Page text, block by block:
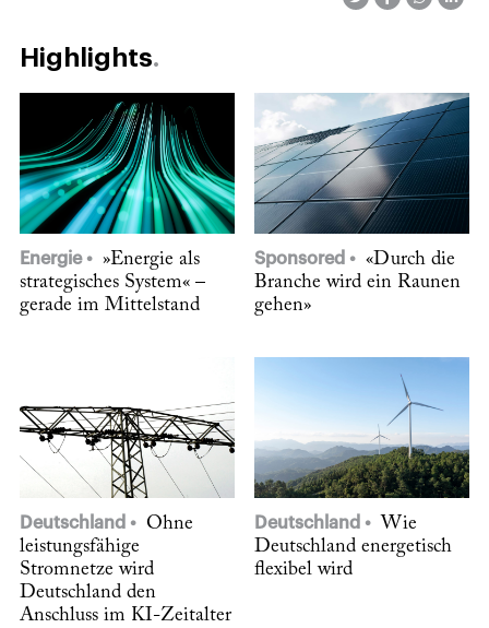
Highlights
Energie
»Energie als
strategisches System« –
gerade im Mittelstand
Sponsored
«Durch die
Branche wird ein Raunen
gehen»
Deutschland
Ohne
leistungsfähige
Stromnetze wird
Deutschland den
Anschluss im KI-Zeitalter
Deutschland
Wie
Deutschland energetisch
flexibel wird